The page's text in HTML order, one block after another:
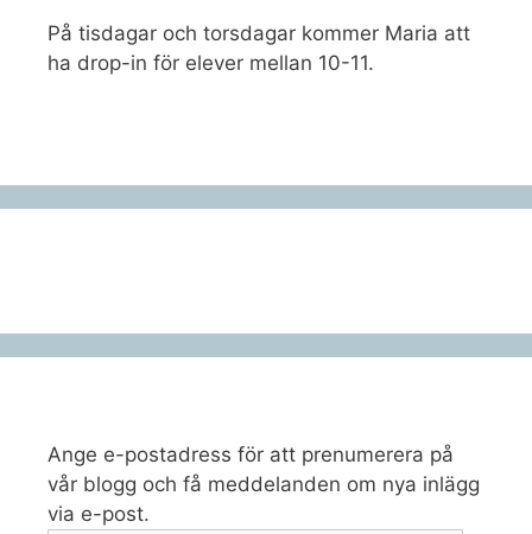
På tisdagar och torsdagar kommer Maria att
ha drop-in för elever mellan 10-11.
Ange e-postadress för att prenumerera på
vår blogg och få meddelanden om nya inlägg
via e-post.